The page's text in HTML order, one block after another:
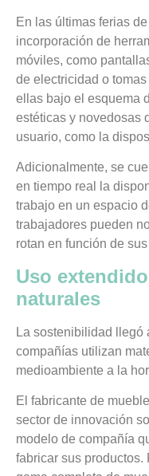
En las últimas ferias
incorporación de
móviles, como
de electricidad o
ellas bajo el esquema
estéticas y novedosas
usuario, como la
Adicionalmente, se
en tiempo real la
trabajo en un espacio
trabajadores pueden
rotan en función de
Uso
naturales
La sostenibilidad llegó
compañías utilizan
medioambiente a la
El fabricante de
sector de innovación
modelo de compañía
fabricar sus productos.